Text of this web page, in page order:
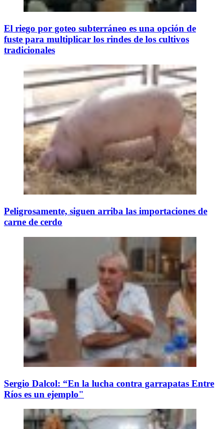
El riego por goteo subterráneo es una opción de
fuste para multiplicar los rindes de los cultivos
tradicionales
Peligrosamente, siguen arriba las importaciones de
carne de cerdo
Sergio Dalcol: “En la lucha contra garrapatas Entre
Ríos es un ejemplo"